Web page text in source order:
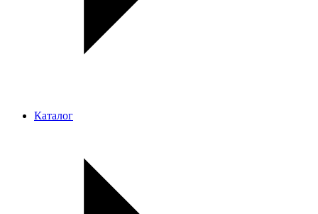
Каталог